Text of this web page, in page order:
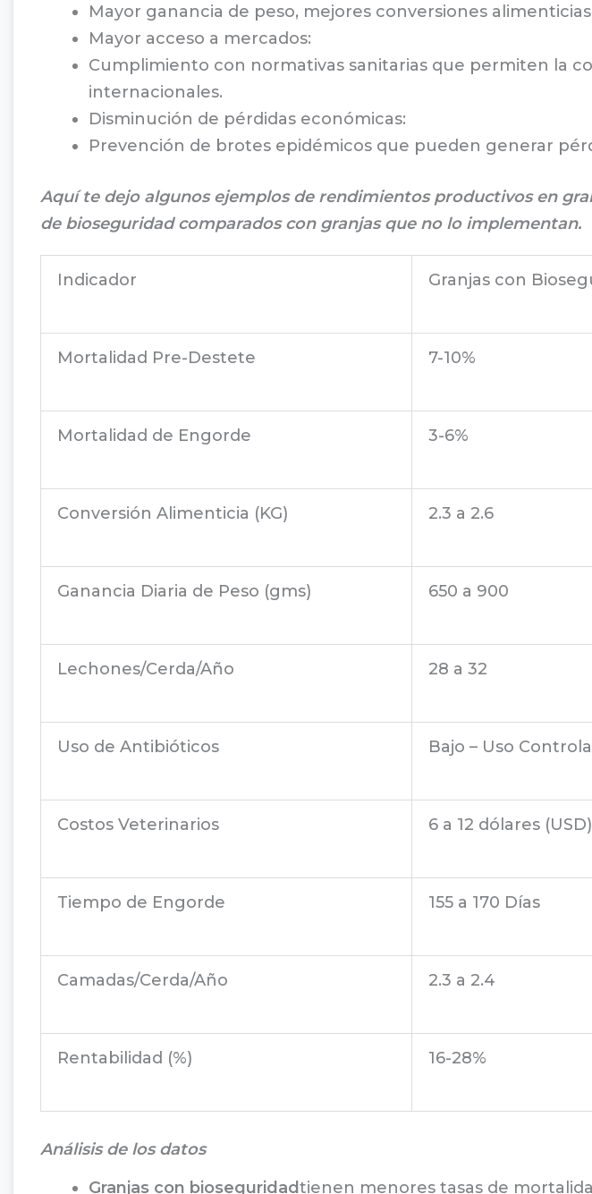
Mayor ganancia de peso, mejores conversiones
Mayor acceso a mercados:
Cumplimiento con normativas sanitarias que permiten la
internacionales.
Disminución de pérdidas económicas:
Prevención de brotes epidémicos que pueden generar
Aquí te dejo algunos ejemplos de rendimientos productivos en
de bioseguridad comparados con granjas que no lo implementan.
Indicador Granjas con
Mortalidad Pre-Destete 7-10%
Mortalidad de Engorde 3-6%
Conversión Alimenticia (KG) 2.3 a 2.6
Ganancia Diaria de Peso (gms) 650 a 900
Lechones/Cerda/Año 28 a 32
Uso de Antibióticos Bajo – Uso
Costos Veterinarios 6 a 12 dólares (USD)
Tiempo de Engorde 155 a 170 Días
Camadas/Cerda/Año 2.3 a 2.4
Rentabilidad (%) 16-28%
Análisis de los datos
Granjas con bioseguridadtienen menores tasas de